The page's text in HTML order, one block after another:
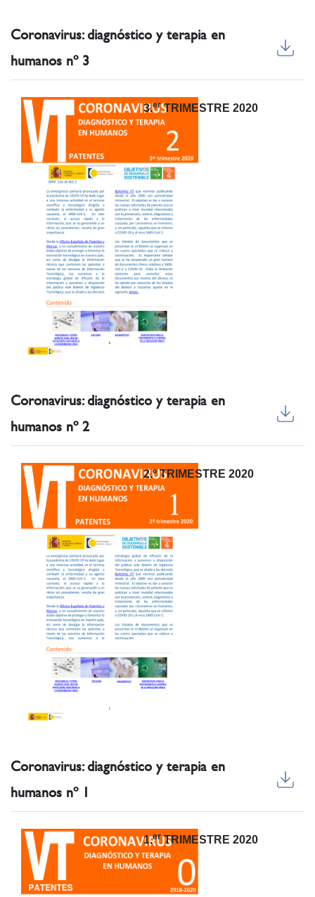
Coronavirus: diagnóstico y terapia en
humanos nº 3
3.erTRIMESTRE 2020
Coronavirus: diagnóstico y terapia en
humanos nº 2
2.º TRIMESTRE 2020
Coronavirus: diagnóstico y terapia en
humanos nº 1
1.erTRIMESTRE 2020